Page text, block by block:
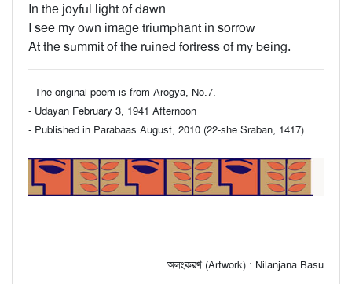
In the joyful light of dawn
I see my own image triumphant in sorrow
At the summit of the ruined fortress of my being.
- The original poem is from Arogya, No.7.
- Udayan February 3, 1941 Afternoon
- Published in Parabaas August, 2010 (22-she Sraban, 1417)
অলংকরণ (Artwork) : Nilanjana Basu